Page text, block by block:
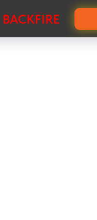
BACKFIRE